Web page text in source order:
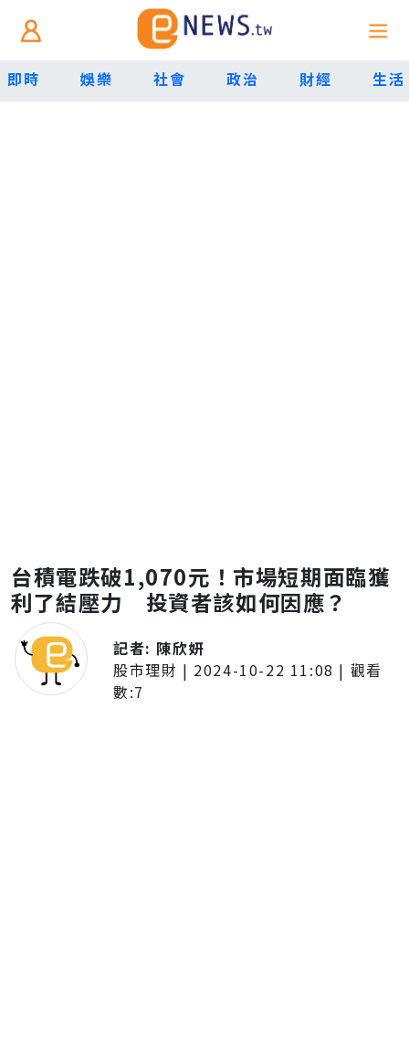
即時 娛樂 社會 政治 財經 生活
台積電跌破1,070元！市場短期面臨獲
利了結壓力 投資者該如何因應？
記者: 陳欣妍
股市理財 | 2024-10-22 11:08 | 觀看
數:7